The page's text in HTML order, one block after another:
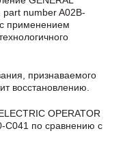
part number A02B-
применением
признаваемого
восстановлению.
OPERATOR
C041 по сравнению с